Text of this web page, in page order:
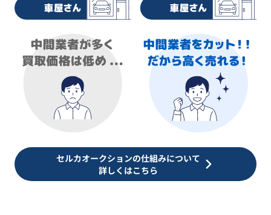
セルカオークションの仕組みについて
詳しくはこちら